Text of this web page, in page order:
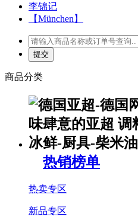
李锦记
【München】
商品分类
热销榜单
热卖专区
新品专区